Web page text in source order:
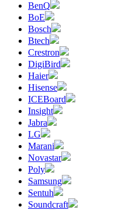
BenQ
BoE
Bosch
Btech
Crestron
DigiBird
Haier
Hisense
ICEBoard
Insight
Jabra
LG
Marani
Novastar
Poly
Samsung
Sentuh
Soundcraft